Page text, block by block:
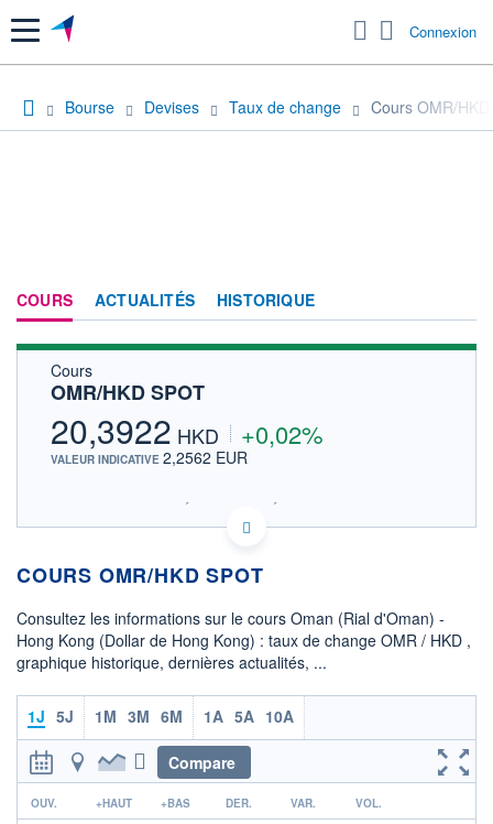
Menu Connexion
Bourse Devises Taux de change Cours OMR/
COURS ACTUALITÉS HISTORIQUE
Cours
OMR/HKD SPOT
20,3922 HKD +0,02%
VALEUR INDICATIVE 2,2562 EUR
SIX - FOREX 2 DONNÉES TEMPS RÉEL
Politique d'exécution
12h55
20,39
20,40
OUVERTURE
20,3909
CLÔTURE VEILLE
20,4005 20,3841
COURS OMR/HKD SPOT
Consultez les informations sur le cours Oman (Rial d'Oman) -
Hong Kong (Dollar de Hong Kong) : taux de change OMR / HKD ,
graphique historique, dernières actualités, ...
1J 5J 1M 3M 6M 1A 5A 10A
Compare
r
OUV. +HAUT +BAS DER. VAR. VOL.